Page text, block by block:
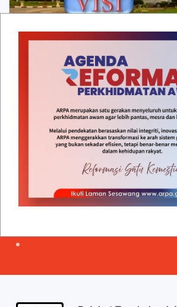
Melaksanakan Pembangunan
Perkhidmatan Secara Berhemah
Last updated on22 February 2021.
Dasar Keselamatan|Dasar Privasi|
Notis Hakcipta